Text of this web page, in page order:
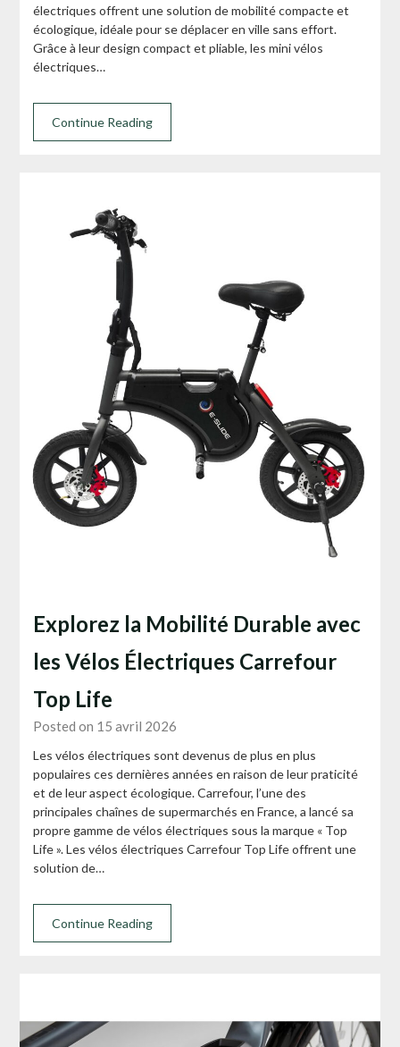
électriques offrent une solution de mobilité compacte et
écologique, idéale pour se déplacer en ville sans effort.
Grâce à leur design compact et pliable, les mini vélos
électriques…
Continue Reading
Explorez la Mobilité Durable avec
les Vélos Électriques Carrefour
Top Life
Posted on 15 avril 2026
Les vélos électriques sont devenus de plus en plus
populaires ces dernières années en raison de leur praticité
et de leur aspect écologique. Carrefour, l’une des
principales chaînes de supermarchés en France, a lancé sa
propre gamme de vélos électriques sous la marque « Top
Life ». Les vélos électriques Carrefour Top Life offrent une
solution de…
Continue Reading